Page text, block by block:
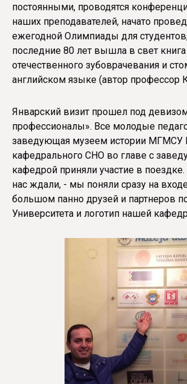
постоянными, проводятся
наших преподавателей, начато
ежегодной Олимпиады для
последние 80 лет вышла в свет
отечественного зубоврачевания и
английском языке (автор профессор
Январский визит прошел под
профессионалы». Все молодые
заведующая музеем истории МГМСУ
кафедрального СНО во главе с
кафедрой приняли участие в поездке.
нас ждали, - мы поняли сразу на
большом панно друзей и партнеров
Университета и логотип нашей